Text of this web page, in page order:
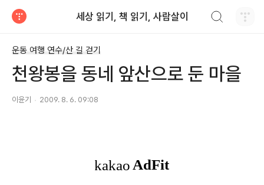
세상 읽기, 책 읽기, 사람살이
운동 여행 연수/산 길 걷기
천왕봉을 동네 앞산으로 둔 마을
이윤기 2009. 8. 6. 09:08